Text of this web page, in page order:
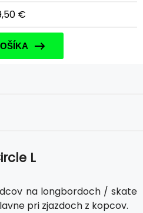
€
L
na longbordoch / skate
pri zjazdoch z kopcov.